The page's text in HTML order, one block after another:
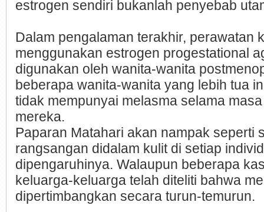
estrogen sendiri bukanlah penyebab
Dalam pengalaman terakhir, perawatan
menggunakan estrogen progestational
digunakan oleh wanita-wanita
beberapa wanita-wanita yang lebih tua
tidak mempunyai melasma selama
mereka.
Paparan Matahari akan nampak seperti
rangsangan didalam kulit di setiap
dipengaruhinya. Walaupun beberapa
keluarga-keluarga telah diteliti bahwa
dipertimbangkan secara turun-temurun.